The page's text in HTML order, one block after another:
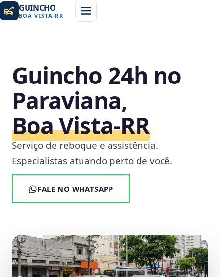
GUINCHO
BOA VISTA-RR
Guincho 24h no
Paraviana,
Boa Vista‑RR
Serviço de reboque e assistência.
Especialistas atuando perto de você.
FALE NO WHATSAPP